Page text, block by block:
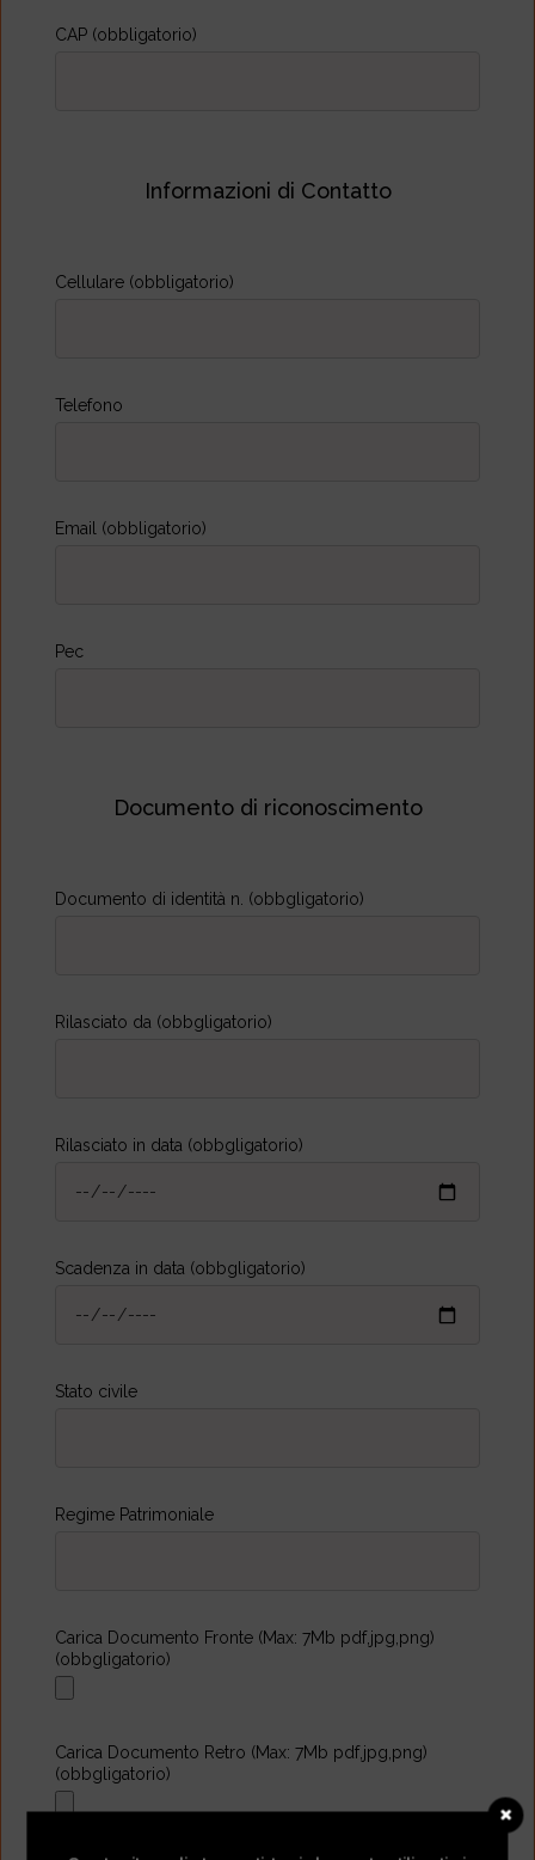
CAP (obbligatorio)
Informazioni di Contatto
Cellulare (obbligatorio)
Telefono
Email (obbligatorio)
Pec
Documento di riconoscimento
Documento di identità n. (obbgligatorio)
Rilasciato da (obbgligatorio)
Rilasciato in data (obbgligatorio)
Scadenza in data (obbgligatorio)
Stato civile
Regime Patrimoniale
Carica Documento Fronte (Max: 7Mb pdf,jpg,png)
(obbgligatorio)
Carica Documento Retro (Max: 7Mb pdf,jpg,png)
(obbgligatorio)